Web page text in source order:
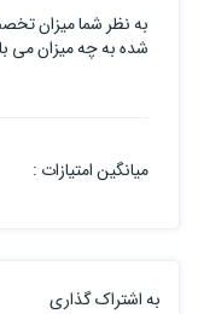
به نظر شما میزان
شده به چه میزان می
میانگین امتیازات :
به اشتراک گذاری